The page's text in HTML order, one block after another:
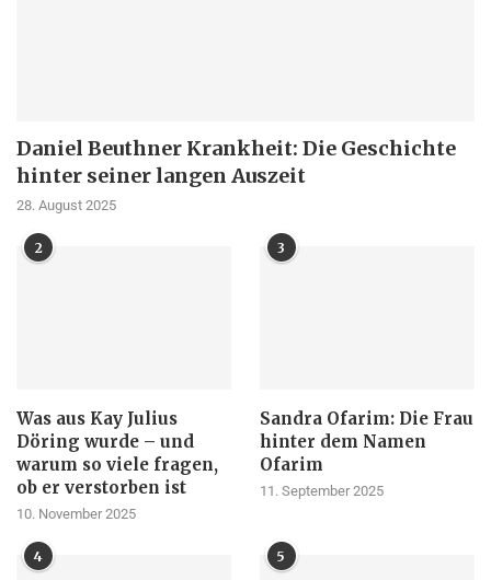
Daniel Beuthner Krankheit: Die Geschichte
hinter seiner langen Auszeit
28. August 2025
2
Was aus Kay Julius
Döring wurde – und
warum so viele fragen,
ob er verstorben ist
10. November 2025
3
Sandra Ofarim: Die Frau
hinter dem Namen
Ofarim
11. September 2025
4 5